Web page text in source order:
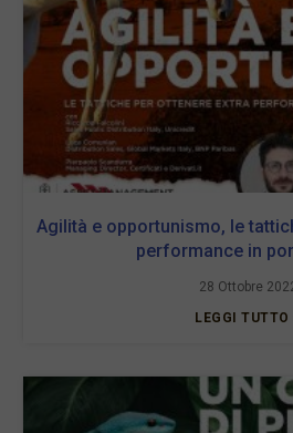
Agilità e opportunismo, le
performance in
28 Ottobre
LEGGI TUTTO